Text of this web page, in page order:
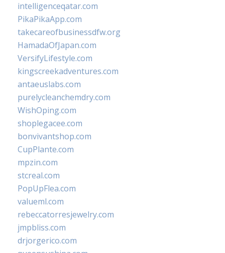
intelligenceqatar.com
PikaPikaApp.com
takecareofbusinessdfw.org
HamadaOfJapan.com
VersifyLifestyle.com
kingscreekadventures.com
antaeuslabs.com
purelycleanchemdry.com
WishOping.com
shoplegacee.com
bonvivantshop.com
CupPlante.com
mpzin.com
stcreal.com
PopUpFlea.com
valueml.com
rebeccatorresjewelry.com
jmpbliss.com
drjorgerico.com